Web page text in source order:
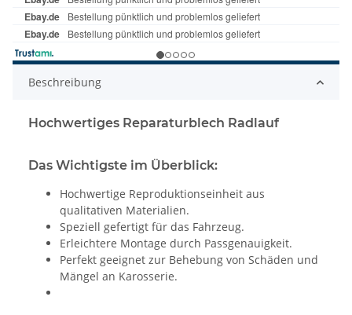
Beschreibung
Hochwertiges Reparaturblech Radlauf
Das Wichtigste im Überblick:
Hochwertige Reproduktionseinheit aus
qualitativen Materialien.
Speziell gefertigt für das Fahrzeug.
Erleichtere Montage durch Passgenauigkeit.
Perfekt geeignet zur Behebung von Schäden und
Mängel an Karosserie.